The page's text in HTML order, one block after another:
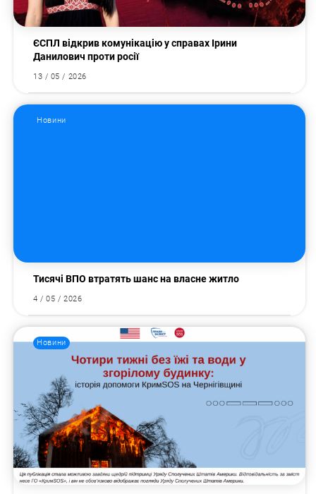
ЄСПЛ відкрив комунікацію у справах Ірини
Данилович проти росії
13 / 05 / 2026
Новини
Тисячі ВПО втратять шанс на власне житло
4 / 05 / 2026
Новини